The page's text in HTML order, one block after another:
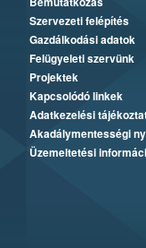
Szervezeti felépítés
Gazdálkodási adatok
Felügyeleti szervünk
Projektek
Kapcsolódó linkek
Adatkezelési
Akadálymentességi
Üzemeltetési